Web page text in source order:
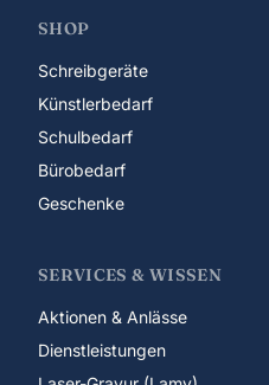
SHOP
Schreibgeräte
Künstlerbedarf
Schulbedarf
Bürobedarf
Geschenke
SERVICES & WISSEN
Aktionen & Anlässe
Dienstleistungen